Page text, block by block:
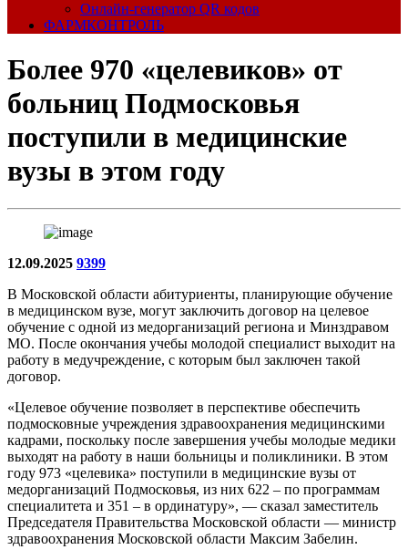
Онлайн-генератор QR кодов
ФАРМКОНТРОЛЬ
Более 970 «целевиков» от
больниц Подмосковья
поступили в медицинские
вузы в этом году
12.09.2025 9399
В Московской области абитуриенты, планирующие обучение
в медицинском вузе, могут заключить договор на целевое
обучение с одной из медорганизаций региона и Минздравом
МО. После окончания учебы молодой специалист выходит на
работу в медучреждение, с которым был заключен такой
договор.
«Целевое обучение позволяет в перспективе обеспечить
подмосковные учреждения здравоохранения медицинскими
кадрами, поскольку после завершения учебы молодые медики
выходят на работу в наши больницы и поликлиники. В этом
году 973 «целевика» поступили в медицинские вузы от
медорганизаций Подмосковья, из них 622 – по программам
специалитета и 351 – в ординатуру», — сказал заместитель
Председателя Правительства Московской области — министр
здравоохранения Московской области Максим Забелин.